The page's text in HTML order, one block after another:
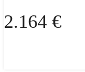
2.164 €